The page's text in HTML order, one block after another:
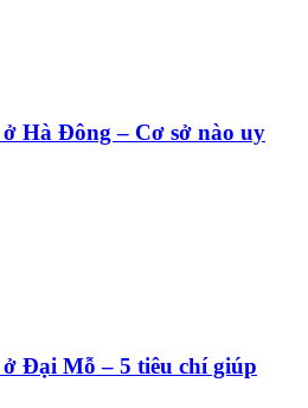
Hà Đông – Cơ sở nào uy
Đại Mỗ – 5 tiêu chí giúp